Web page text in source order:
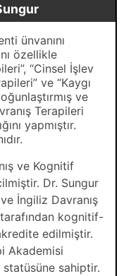
ünvanını
özellikle
“Cinsel İşlev
ve “Kaygı
ve
Terapileri
yapmıştır.
ve Kognitif
Dr. Sungur
İngiliz Davranış
kognitif-
edilmiştir.
Akademisi
sahiptir.